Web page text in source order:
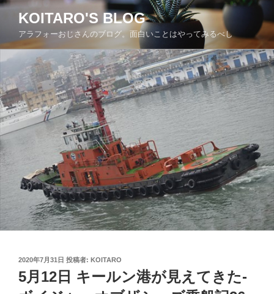
コ
ン
ツ
へ
ス
キ
ッ
プ
KOITARO'S BLOG
アラフォーおじさんのブログ。面白いことはやってみるべし
投
稿
日:
2020年7月31日 投稿者: KOITARO
5月12日 キールン港が見えてきた-